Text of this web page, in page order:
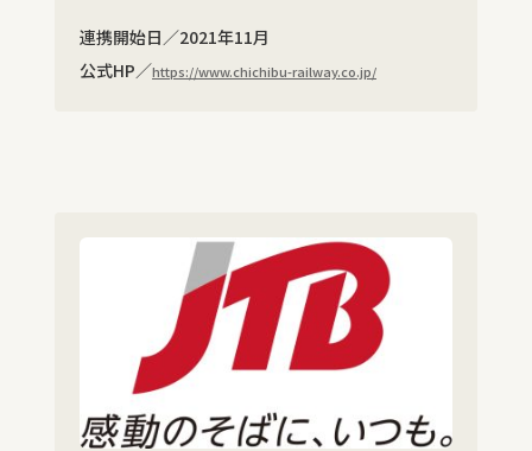
連携開始日／2021年11月
公式HP／https://www.chichibu-railway.co.jp/